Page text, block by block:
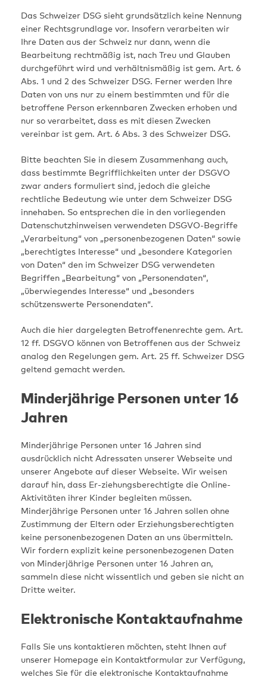
Das Schweizer DSG sieht grundsätzlich keine Nennung
einer Rechtsgrundlage vor. Insofern verarbeiten wir
Ihre Daten aus der Schweiz nur dann, wenn die
Bearbeitung rechtmäßig ist, nach Treu und Glauben
durchgeführt wird und verhältnismäßig ist gem. Art. 6
Abs. 1 und 2 des Schweizer DSG. Ferner werden Ihre
Daten von uns nur zu einem bestimmten und für die
betroffene Person erkennbaren Zwecken erhoben und
nur so verarbeitet, dass es mit diesen Zwecken
vereinbar ist gem. Art. 6 Abs. 3 des Schweizer DSG.
Bitte beachten Sie in diesem Zusammenhang auch,
dass bestimmte Begrifflichkeiten unter der DSGVO
zwar anders formuliert sind, jedoch die gleiche
rechtliche Bedeutung wie unter dem Schweizer DSG
innehaben. So entsprechen die in den vorliegenden
Datenschutzhinweisen verwendeten DSGVO-Begriffe
„Verarbeitung“ von „personenbezogenen Daten“ sowie
„berechtigtes Interesse“ und „besondere Kategorien
von Daten“ den im Schweizer DSG verwendeten
Begriffen „Bearbeitung“ von „Personendaten“,
„überwiegendes Interesse“ und „besonders
schützenswerte Personendaten“.
Auch die hier dargelegten Betroffenenrechte gem. Art.
12 ff. DSGVO können von Betroffenen aus der Schweiz
analog den Regelungen gem. Art. 25 ff. Schweizer DSG
geltend gemacht werden.
Minderjährige Personen unter 16
Jahren
Minderjährige Personen unter 16 Jahren sind
ausdrücklich nicht Adressaten unserer Webseite und
unserer Angebote auf dieser Webseite. Wir weisen
darauf hin, dass Er-ziehungsberechtigte die Online-
Aktivitäten ihrer Kinder begleiten müssen.
Minderjährige Personen unter 16 Jahren sollen ohne
Zustimmung der Eltern oder Erziehungsberechtigten
keine personenbezogenen Daten an uns übermitteln.
Wir fordern explizit keine personenbezogenen Daten
von Minderjährige Personen unter 16 Jahren an,
sammeln diese nicht wissentlich und geben sie nicht an
Dritte weiter.
Elektronische Kontaktaufnahme
Falls Sie uns kontaktieren möchten, steht Ihnen auf
unserer Homepage ein Kontaktformular zur Verfügung,
welches Sie für die elektronische Kontaktaufnahme